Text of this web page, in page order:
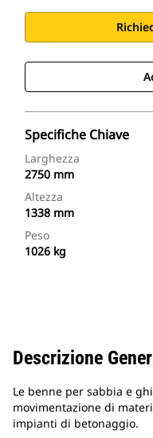
Specifiche Chiave
Larghezza
2750 mm
Altezza
1338 mm
Peso
1026 kg
Descrizione
Le benne per sabbia e
movimentazione di
impianti di betonaggio.